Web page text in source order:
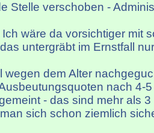
Stelle verschoben -
wäre da vorsichtiger mit
untergräbt im Ernstfall
wegen dem Alter
nach 4-
- das sind mehr als
sich schon ziemlich